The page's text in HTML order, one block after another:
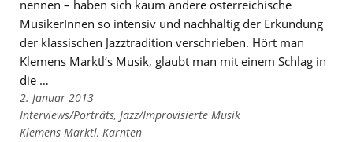
nennen – haben sich kaum andere österreichische
MusikerInnen so intensiv und nachhaltig der Erkundung
der klassischen Jazztradition verschrieben. Hört man
Klemens Marktl‘s Musik, glaubt man mit einem Schlag in
die …
2. Januar 2013
Links
zu
Interviews/Porträts, Jazz/Improvisierte Musik
Links
Klemens Marktl, Kärnten